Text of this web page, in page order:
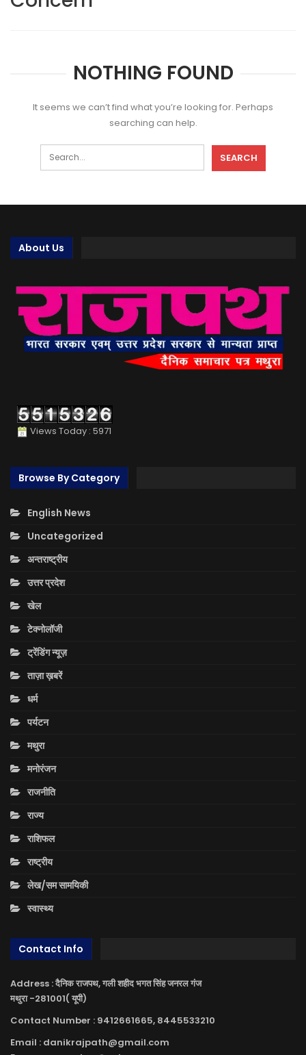
NOTHING FOUND
It seems we can’t find what you’re looking for. Perhaps
searching can help.
About Us
Views Today : 5971
Browse By Category
English News
Uncategorized
अन्तराष्ट्रीय
उत्तर प्रदेश
खेल
टेक्नोलॉजी
ट्रेंडिंग न्यूज़
ताज़ा ख़बरें
धर्म
पर्यटन
मथुरा
मनोरंजन
राजनीति
राज्य
राशिफल
राष्ट्रीय
लेख/सम सामयिकी
स्वास्थ्य
Contact Info
Address : दैनिक राजपथ, गली शहीद भगत सिंह जनरल गंज
मथुरा -281001( यूपी)
Contact Number : 9412661665, 8445533210
Email : danikrajpath@gmail.com